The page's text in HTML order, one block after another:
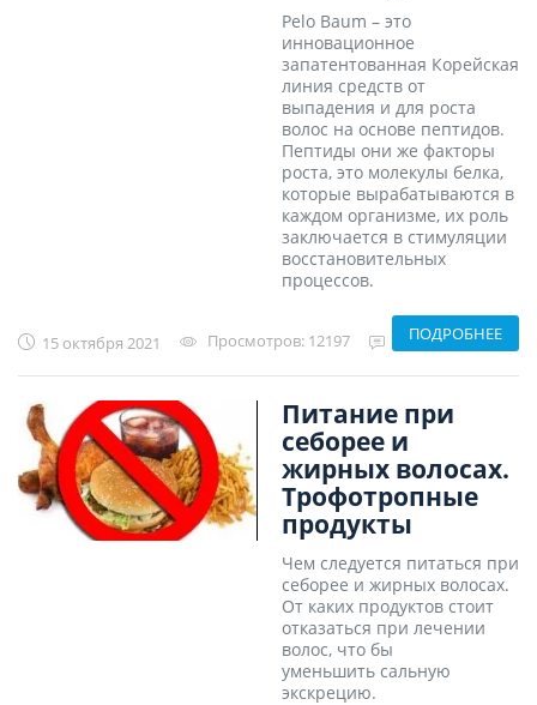
Pelo Baum – это
инновационное
запатентованная Корейская
линия средств от
выпадения и для роста
волос на основе пептидов.
Пептиды они же факторы
роста, это молекулы белка,
которые вырабатываются в
каждом организме, их роль
заключается в стимуляции
восстановительных
процессов.
15 октября 2021 Просмотров: 12197 Отзывов:0
ПОДРОБНЕЕ
Питание при
себорее и
жирных волосах.
Трофотропные
продукты
Чем следуется питаться при
себорее и жирных волосах.
От каких продуктов стоит
отказаться при лечении
волос, что бы
уменьшить сальную
экскрецию.